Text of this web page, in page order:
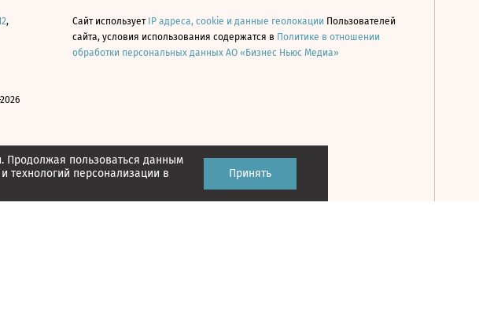
Продолжая пользоваться данным
технологий персонализации в
Принять
,
Сайт использует IP адреса, cookie и данные геолокации Пользователей
сайта, условия использования содержатся в Политике в отношении
обработки персональных данных АО «Бизнес Ньюс Медиа»